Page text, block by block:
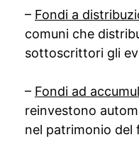
– Fondi a
comuni che
sottoscrittori gli
– Fondi ad
reinvestono
nel patrimonio del